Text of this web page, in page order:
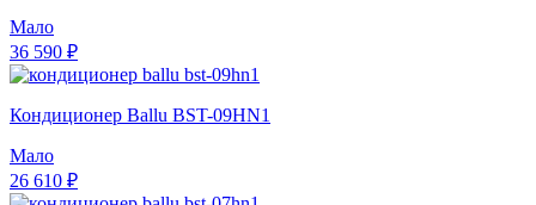
Мало
36 590 ₽
Кондиционер Ballu BST-09HN1
Мало
26 610 ₽